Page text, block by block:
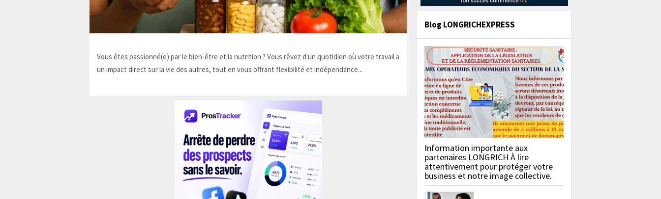
Vous êtes passionné(e) par le bien-être et la nutrition ? Vous rêvez d'un quotidien où votre travail a
un impact direct sur la vie des autres, tout en vous offrant flexibilité et indépendance...
Blog LONGRICHEXPRESS
Information importante aux
partenaires LONGRICH À lire
attentivement pour protéger votre
business et notre image collective.